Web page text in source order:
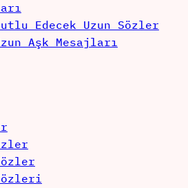
Edecek Uzun Sözler
Aşk Mesajları